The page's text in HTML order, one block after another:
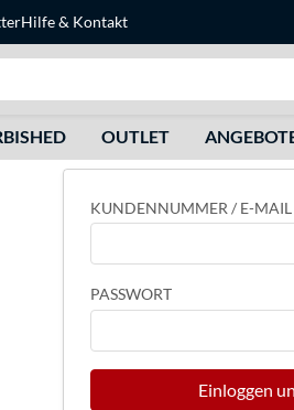
Hilfe& Kontakt
OUTLET
KUNDENNUMMER / E-MAIL
PASSWORT
Einloggen